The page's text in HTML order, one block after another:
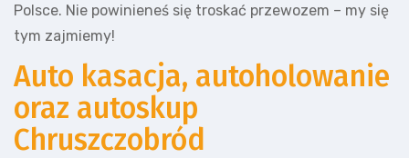
Polsce. Nie powinieneś się troskać przewozem – my się
tym zajmiemy!
Auto kasacja, autoholowanie
oraz autoskup
Chruszczobród